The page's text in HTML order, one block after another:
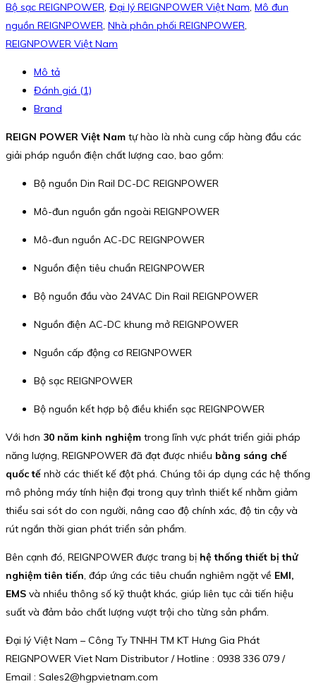
Bộ sạc REIGNPOWER, Đại lý REIGNPOWER Việt Nam, Mô đun
nguồn REIGNPOWER, Nhà phân phối REIGNPOWER,
REIGNPOWER Việt Nam
Mô tả
Đánh giá (1)
Brand
REIGN POWER Việt Nam tự hào là nhà cung cấp hàng đầu các
giải pháp nguồn điện chất lượng cao, bao gồm:
Bộ nguồn Din Rail DC-DC REIGNPOWER
Mô-đun nguồn gắn ngoài REIGNPOWER
Mô-đun nguồn AC-DC REIGNPOWER
Nguồn điện tiêu chuẩn REIGNPOWER
Bộ nguồn đầu vào 24VAC Din Rail REIGNPOWER
Nguồn điện AC-DC khung mở REIGNPOWER
Nguồn cấp động cơ REIGNPOWER
Bộ sạc REIGNPOWER
Bộ nguồn kết hợp bộ điều khiển sạc REIGNPOWER
Với hơn 30 năm kinh nghiệm trong lĩnh vực phát triển giải pháp
năng lượng, REIGNPOWER đã đạt được nhiều bằng sáng chế
quốc tế nhờ các thiết kế đột phá. Chúng tôi áp dụng các hệ thống
mô phỏng máy tính hiện đại trong quy trình thiết kế nhằm giảm
thiểu sai sót do con người, nâng cao độ chính xác, độ tin cậy và
rút ngắn thời gian phát triển sản phẩm.
Bên cạnh đó, REIGNPOWER được trang bị hệ thống thiết bị thử
nghiệm tiên tiến, đáp ứng các tiêu chuẩn nghiêm ngặt về EMI,
EMS và nhiều thông số kỹ thuật khác, giúp liên tục cải tiến hiệu
suất và đảm bảo chất lượng vượt trội cho từng sản phẩm.
Đại lý Việt Nam – Công Ty TNHH TM KT Hưng Gia Phát
REIGNPOWER Viet Nam Distributor / Hotline : 0938 336 079 /
Email : Sales2@hgpvietnam.com